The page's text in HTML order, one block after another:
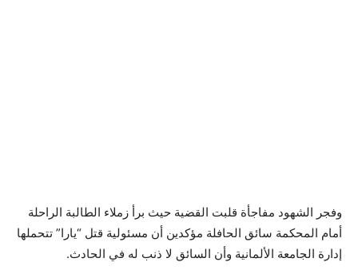
وفجر الشهود مفاجأة قلبت القضية حيث برأ زملاء الطالبة الراحلة
أمام المحكمة سائق الحافلة مؤكدين أن مسئولية قتل “يارا” تتحملها
إدارة الجامعة الألمانية وأن السائق لا ذنب له في الحادث.